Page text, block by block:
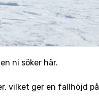
ni söker här.
vilket ger en fallhöjd på